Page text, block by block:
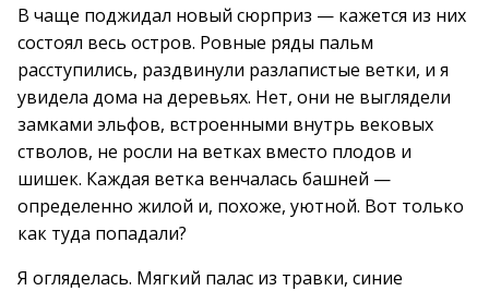
В чаще поджидал новый сюрприз — кажется из них
состоял весь остров. Ровные ряды пальм
расступились, раздвинули разлапистые ветки, и я
увидела дома на деревьях. Нет, они не выглядели
замками эльфов, встроенными внутрь вековых
стволов, не росли на ветках вместо плодов и
шишек. Каждая ветка венчалась башней —
определенно жилой и, похоже, уютной. Вот только
как туда попадали?
Я огляделась. Мягкий палас из травки, синие